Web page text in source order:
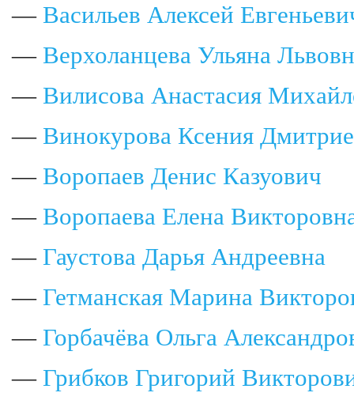
— Васильев Алексей
— Верхоланцева Ульяна
— Вилисова Анастасия
— Винокурова Ксения
— Воропаев Денис Казуович
— Воропаева Елена
— Гаустова Дарья Андреевна
— Гетманская Марина
— Горбачёва Ольга
— Грибков Григорий